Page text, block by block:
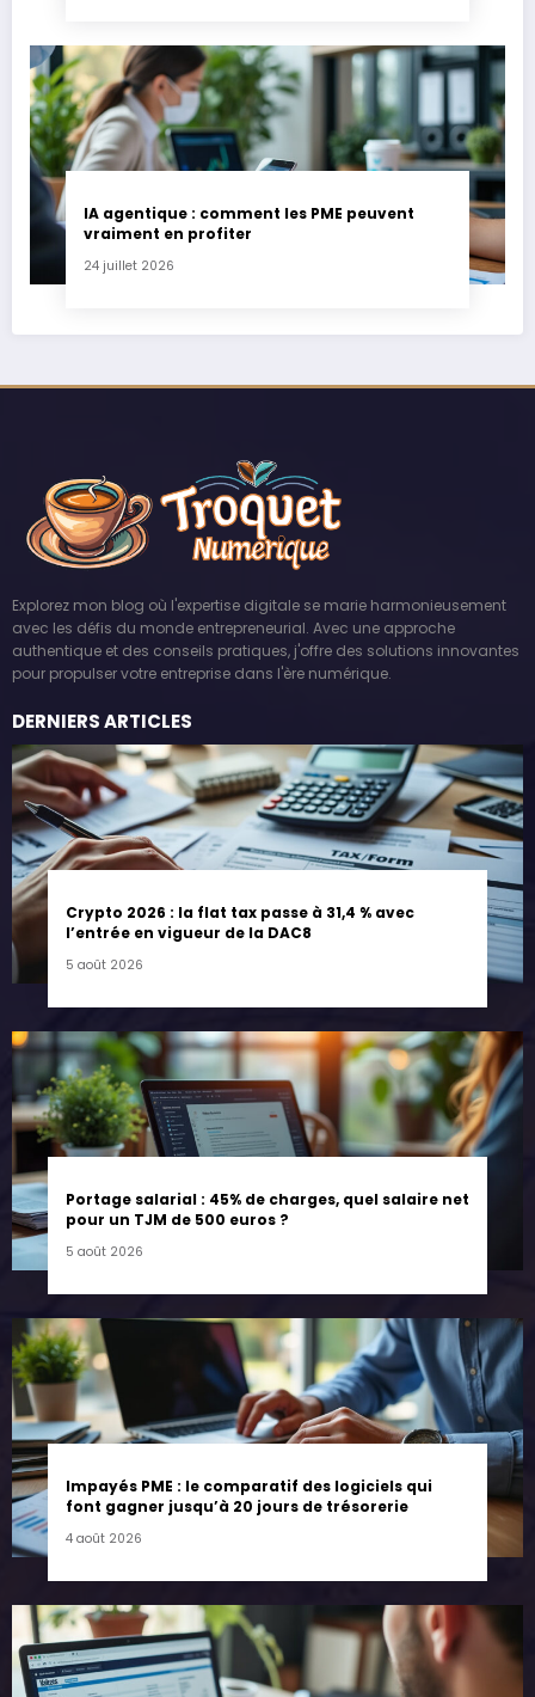
IA agentique : comment les PME peuvent
vraiment en profiter
24 juillet 2026
Explorez mon blog où l'expertise digitale se marie harmonieusement
avec les défis du monde entrepreneurial. Avec une approche
authentique et des conseils pratiques, j'offre des solutions innovantes
pour propulser votre entreprise dans l'ère numérique.
DERNIERS ARTICLES
Crypto 2026 : la flat tax passe à 31,4 % avec
l’entrée en vigueur de la DAC8
5 août 2026
Portage salarial : 45% de charges, quel salaire net
pour un TJM de 500 euros ?
5 août 2026
Impayés PME : le comparatif des logiciels qui
font gagner jusqu’à 20 jours de trésorerie
4 août 2026